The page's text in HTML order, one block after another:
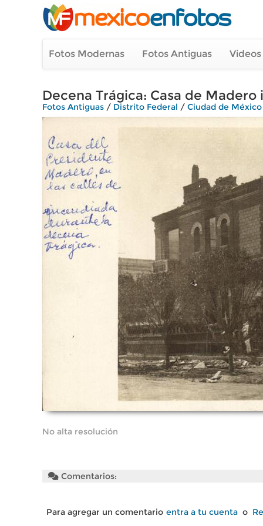
Fotos Modernas Fotos Antiguas
Decena Trágica: Casa de
Fotos Antiguas / Distrito Federal / Ciudad de México
No alta resolución
Comentarios:
Para agregar un comentario entra a tu cuenta o